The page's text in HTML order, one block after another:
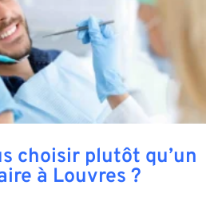
choisir plutôt qu’un
à Louvres ?